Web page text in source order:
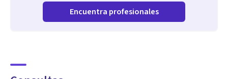
Encuentra profesionales